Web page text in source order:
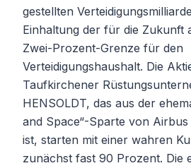
gestellten
Einhaltung der für die Zukunft
Zwei-Prozent-Grenze für den
Verteidigungshaushalt. Die
Taufkirchener
HENSOLDT, das aus der
and Space“-Sparte von
ist, starten mit einer wahren
zunächst fast 90 Prozent. Die